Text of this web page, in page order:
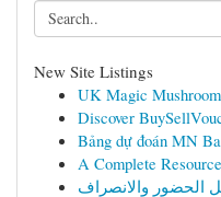
New Site Listings
UK Magic
Discover
Bảng dự đoán MN
A Complete